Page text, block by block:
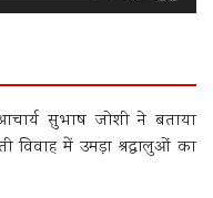
सुभाष जोशी ने बताया
विवाह में उमड़ा श्रद्धालुओं का